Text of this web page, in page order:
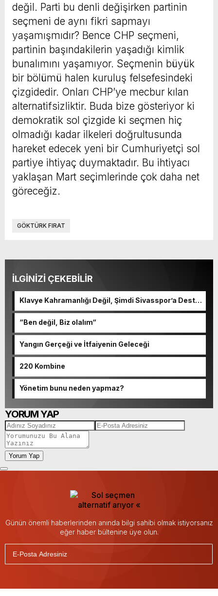
değil. Parti bu denli değişirken partinin
seçmeni de aynı fikri sapmayı
yaşamışmıdır? Bence CHP seçmeni,
partinin başındakilerin yaşadığı kimlik
bunalımını yaşamıyor. Seçmenin büyük
bir bölümü halen kuruluş felsefesindeki
çizgidedir. Onları CHP’ye mecbur kılan
alternatifsizliktir. Buda bize gösteriyor ki
demokratik sol çizgide ki seçmen hiç
olmadığı kadar ilkeleri doğrultusunda
hareket edecek yeni bir Cumhuriyetçi sol
partiye ihtiyaç duymaktadır. Bu ihtiyacı
yaklaşan Mart seçimlerinde çok daha net
göreceğiz.
GÖKTÜRK FIRAT
İLGİNİZİ ÇEKEBİLİR
Klavye Kahramanlığı Değil, Şimdi Sivasspor’a Destek
“Ben değil, Biz olalım“
Yangın Gerçeği ve İtfaiyenin Geleceği
220 Kombine
Yönetim bunu neden yapmaz?
YORUM YAP
Yorum Yap
Günün önemli haberlerinden anında bilgi sahibi olmak istiyorsanız
eğer haber bültenine üye olun.